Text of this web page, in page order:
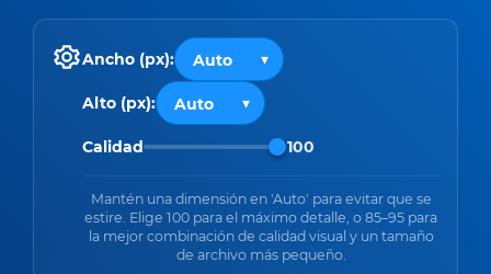
Ancho (px):
Alto (px):
Calidad 100
Mantén una dimensión en 'Auto' para evitar que se
estire. Elige 100 para el máximo detalle, o 85–95 para
la mejor combinación de calidad visual y un tamaño
de archivo más pequeño.